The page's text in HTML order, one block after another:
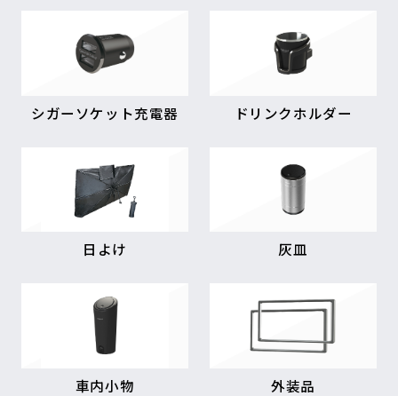
シガーソケット充電器 ドリンクホルダー
日よけ 灰皿
車内小物 外装品